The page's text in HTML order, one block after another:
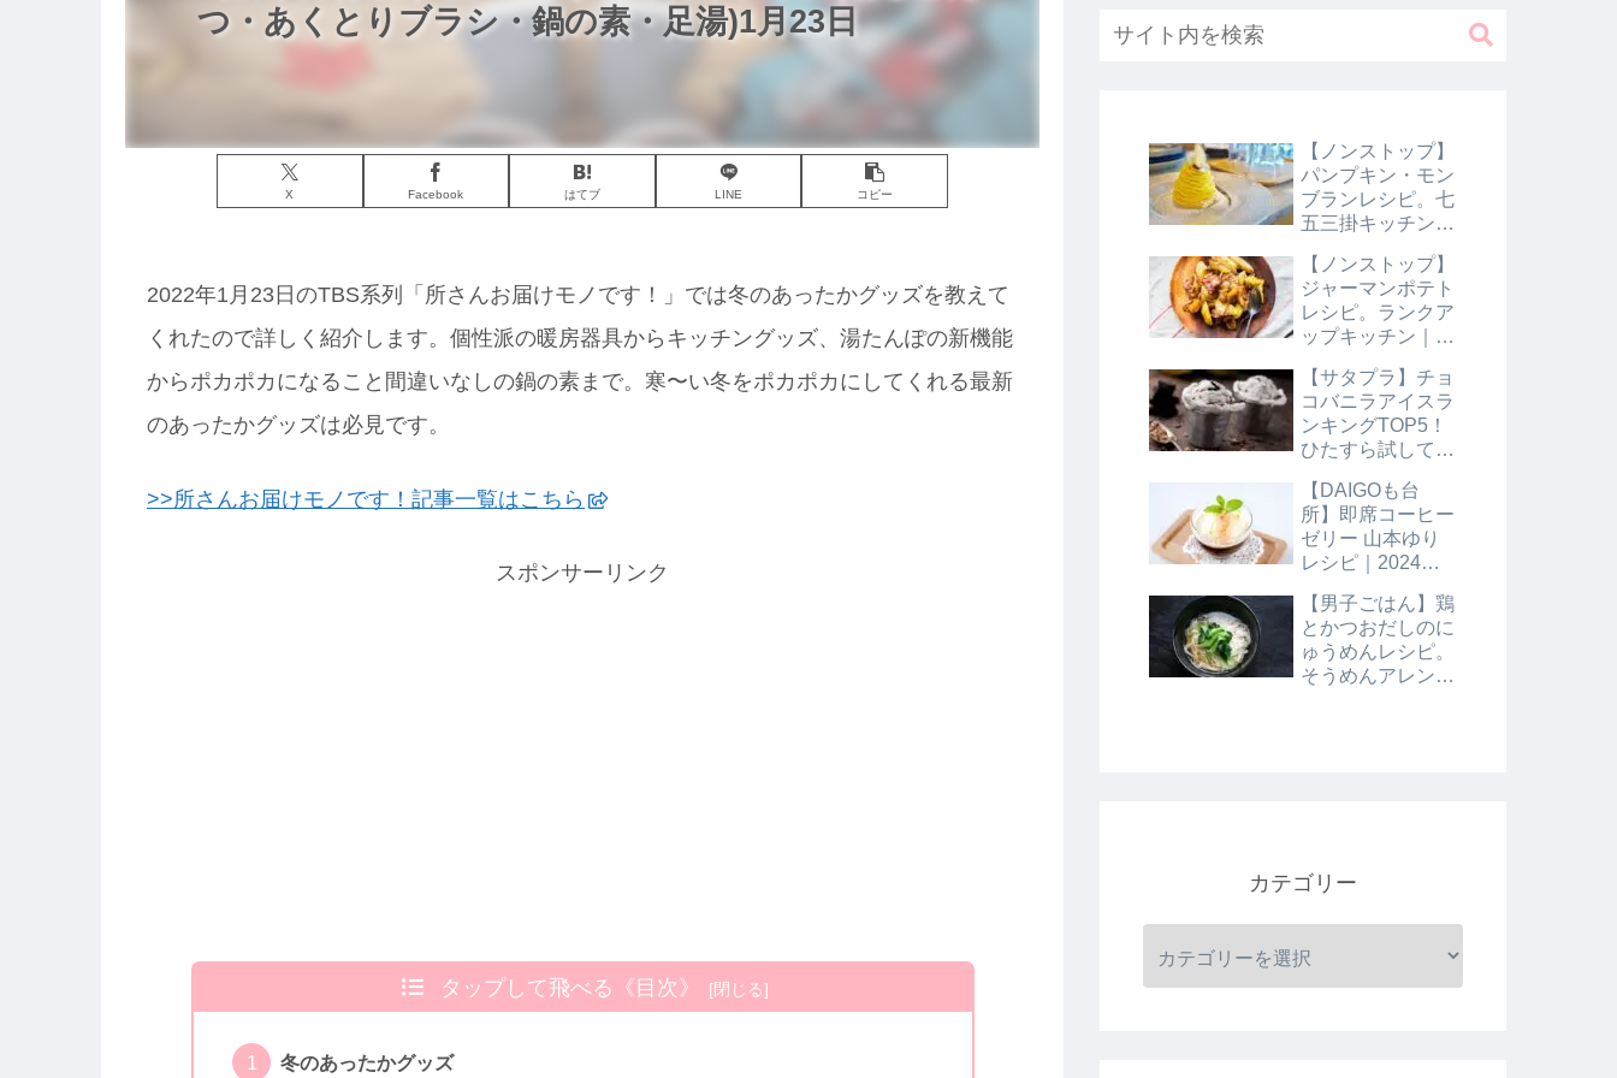
つ・あくとりブラシ・鍋の素・足湯)1月23日
X Facebook はてブ LINE コピー
2022年1月23日のTBS系列「所さんお届けモノです！」では冬のあったかグッズを教えて
くれたので詳しく紹介します。個性派の暖房器具からキッチングッズ、湯たんぽの新機能
からポカポカになること間違いなしの鍋の素まで。寒〜い冬をポカポカにしてくれる最新
のあったかグッズは必見です。
>>所さんお届けモノです！記事一覧はこちら
スポンサーリンク
タップして飛べる《目次》
冬のあったかグッズ
【ノンストップ】
パンプキン・モン
ブランレシピ。七
五三掛キッチン｜
【ノンストップ】
ジャーマンポテト
レシピ。ランクア
ップキッチン｜10
【サタプラ】チョ
コバニラアイスラ
ンキングTOP5！
ひたすら試してラ
日【サタデープラ
ス】
【DAIGOも台
所】即席コーヒー
ゼリー 山本ゆり
レシピ｜2024年8
【男子ごはん】鶏
とかつおだしのに
ゅうめんレシピ。
そうめんアレンジ
カテゴリー